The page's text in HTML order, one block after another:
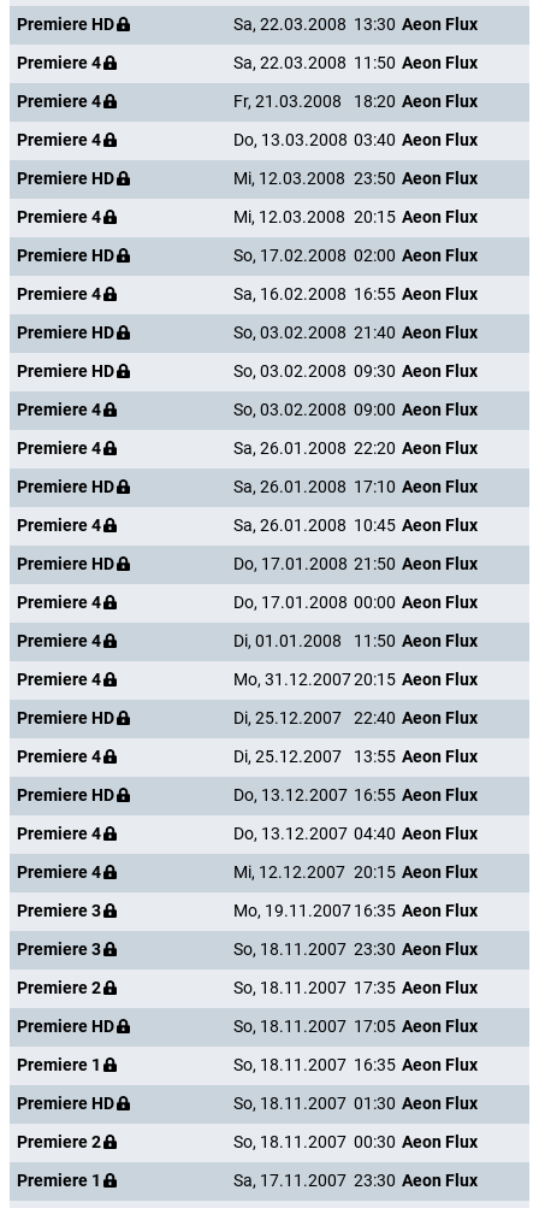
Premiere HD
Sa, 22.03.2008 13:30 Aeon Flux
Premiere 4
Sa, 22.03.2008 11:50 Aeon Flux
Premiere 4
Fr, 21.03.2008 18:20 Aeon Flux
Premiere 4
Do, 13.03.2008 03:40 Aeon Flux
Premiere HD
Mi, 12.03.2008 23:50 Aeon Flux
Premiere 4
Mi, 12.03.2008 20:15 Aeon Flux
Premiere HD
So, 17.02.2008 02:00 Aeon Flux
Premiere 4
Sa, 16.02.2008 16:55 Aeon Flux
Premiere HD
So, 03.02.2008 21:40 Aeon Flux
Premiere HD
So, 03.02.2008 09:30 Aeon Flux
Premiere 4
So, 03.02.2008 09:00 Aeon Flux
Premiere 4
Sa, 26.01.2008 22:20 Aeon Flux
Premiere HD
Sa, 26.01.2008 17:10 Aeon Flux
Premiere 4
Sa, 26.01.2008 10:45 Aeon Flux
Premiere HD
Do, 17.01.2008 21:50 Aeon Flux
Premiere 4
Do, 17.01.2008 00:00 Aeon Flux
Premiere 4
Di, 01.01.2008 11:50 Aeon Flux
Premiere 4
Mo, 31.12.200720:15 Aeon Flux
Premiere HD
Di, 25.12.2007 22:40 Aeon Flux
Premiere 4
Di, 25.12.2007 13:55 Aeon Flux
Premiere HD
Do, 13.12.2007 16:55 Aeon Flux
Premiere 4
Do, 13.12.2007 04:40 Aeon Flux
Premiere 4
Mi, 12.12.2007 20:15 Aeon Flux
Premiere 3
Mo, 19.11.200716:35 Aeon Flux
Premiere 3
So, 18.11.2007 23:30 Aeon Flux
Premiere 2
So, 18.11.2007 17:35 Aeon Flux
Premiere HD
So, 18.11.2007 17:05 Aeon Flux
Premiere 1
So, 18.11.2007 16:35 Aeon Flux
Premiere HD
So, 18.11.2007 01:30 Aeon Flux
Premiere 2
So, 18.11.2007 00:30 Aeon Flux
Premiere 1
Sa, 17.11.2007 23:30 Aeon Flux